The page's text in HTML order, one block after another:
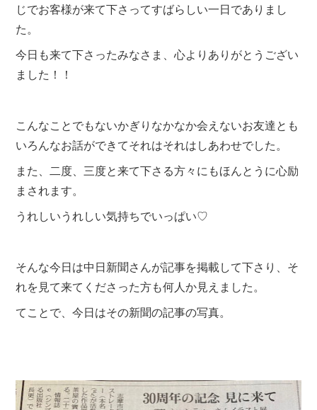
じでお客様が来て下さってすばらしい一日でありまし
た。
今日も来て下さったみなさま、心よりありがとうござい
ました！！
こんなことでもないかぎりなかなか会えないお友達とも
いろんなお話ができてそれはそれはしあわせでした。
また、二度、三度と来て下さる方々にもほんとうに心励
まされます。
うれしいうれしい気持ちでいっぱい♡
そんな今日は中日新聞さんが記事を掲載して下さり、そ
れを見て来てくださった方も何人か見えました。
てことで、今日はその新聞の記事の写真。